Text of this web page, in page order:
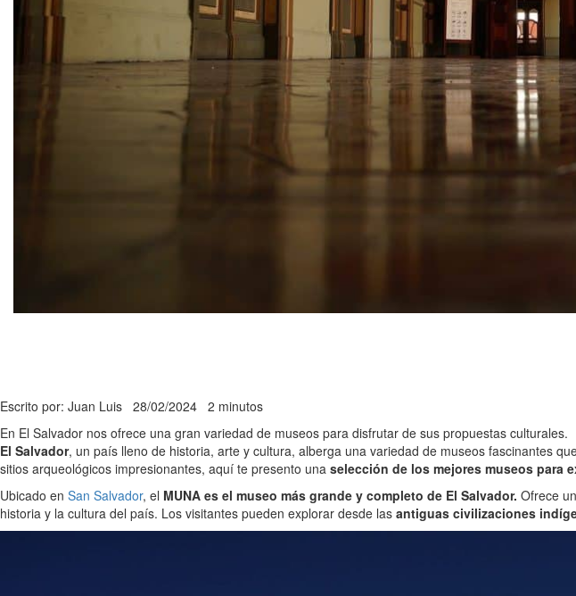
Escrito por: Juan Luis 28/02/2024 2 minutos
En El Salvador nos ofrece una gran variedad de museos para disfrutar de sus propuestas culturales.
El Salvador, un país lleno de historia, arte y cultura, alberga una variedad de museos fascinantes
sitios arqueológicos impresionantes, aquí te presento una selección de los mejores museos para
Ubicado en San Salvador, el MUNA es el museo más grande y completo de El Salvador. Ofrece
historia y la cultura del país. Los visitantes pueden explorar desde las antiguas civilizaciones